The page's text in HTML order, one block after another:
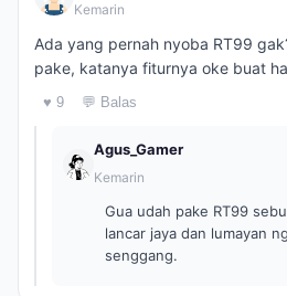
Kemarin
Ada yang pernah nyoba RT99
pake, katanya fiturnya oke buat
♥ 9 💬 Balas
Agus_Gamer
Kemarin
Gua udah pake RT99
lancar jaya dan lumayan
senggang.